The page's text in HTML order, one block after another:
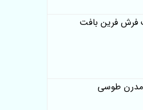
فرش فرین بافت
طوسی